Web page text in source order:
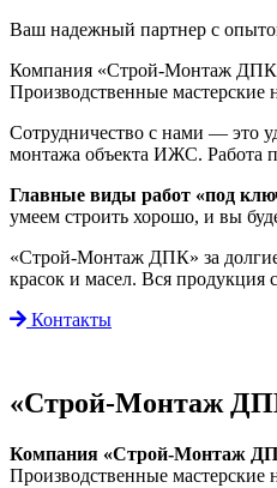
Ваш надежный партнер с
Компания «Строй-Монтаж ДПК»
Производственные
Сотрудничество с нами — это
монтажа объекта ИЖС. Работа
Главные виды работ «под
умеем строить хорошо, и вы
«Строй-Монтаж ДПК» за
красок и масел. Вся продукция
Контакты
«Строй-Монтаж
Компания «Строй-Монтаж
Производственные